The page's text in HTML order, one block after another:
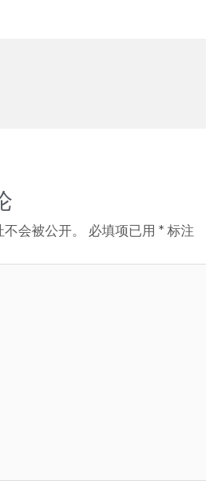
会被公开。 必填项已用* 标注